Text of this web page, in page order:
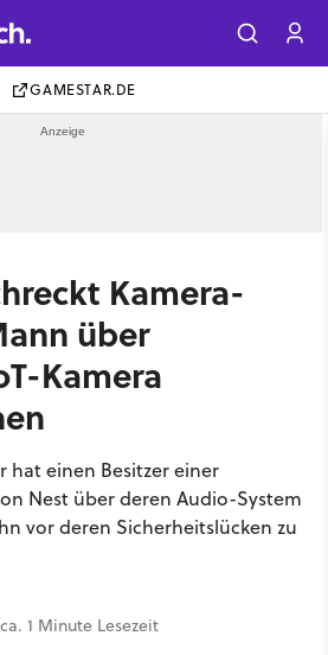
GAMESTAR.DE
Kamera-
über
Kamera
hat einen Besitzer einer
Nest über deren Audio-System
vor deren Sicherheitslücken zu
1 Minute Lesezeit